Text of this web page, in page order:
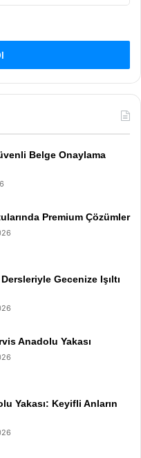
Belge Onaylama
Premium Çözümler
Gecenize Işıltı
Anadolu Yakası
Yakası: Keyifli Anların